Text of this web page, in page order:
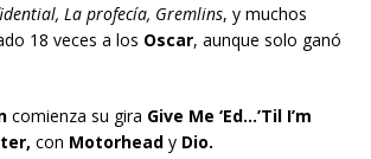
La profecía, Gremlins, y muchos
18 veces a los Oscar, aunque solo ganó
comienza su gira Give Me ‘Ed…’Til I’m
con Motorhead y Dio.